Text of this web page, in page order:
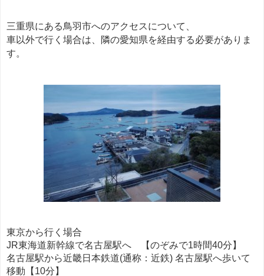
三重県にある鳥羽市へのアクセスについて、
車以外で行く場合は、隣の愛知県を経由する必要がありま
す。
東京から行く場合
JR東海道新幹線で名古屋駅へ 【のぞみで1時間40分】
名古屋駅から近畿日本鉄道(通称：近鉄) 名古屋駅へ歩いて
移動【10分】